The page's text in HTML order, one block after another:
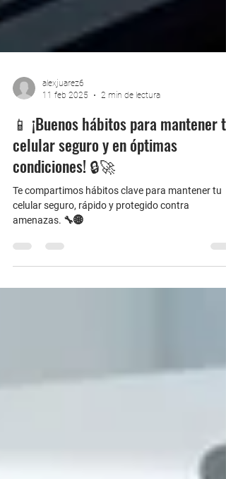
11 feb 2025
2 min de lectura
📱 ¡Buenos hábitos para mantener tu
celular seguro y en óptimas
condiciones! 🔒🚀
Te compartimos hábitos clave para mantener tu
amenazas. 🔧🌐